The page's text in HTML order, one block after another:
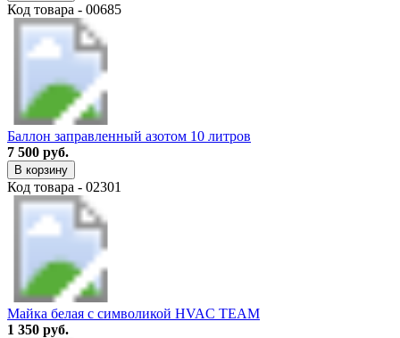
Код товара - 00685
Баллон заправленный азотом 10 литров
7 500 руб.
В корзину
Код товара - 02301
Майка белая с символикой HVAC TEAM
1 350 руб.